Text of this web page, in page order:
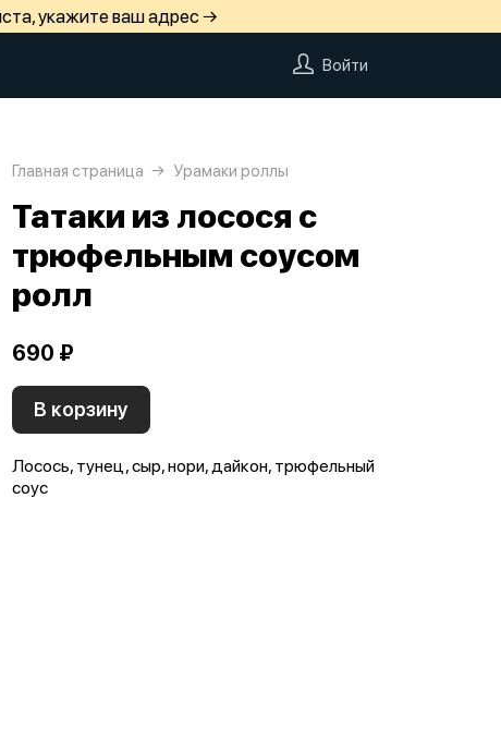
укажите ваш адрес →
Войти
Главная страница Урамаки роллы
Татаки из лосося с
трюфельным соусом
ролл
690 ₽
В корзину
Лосось, тунец, сыр, нори, дайкон, трюфельный
соус